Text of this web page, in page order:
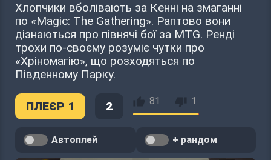
Хлопчики вболівають за Кенні на змаганні
по «Magic: The Gathering». Раптово вони
дізнаються про півнячі бої за MTG. Ренді
трохи по-своєму розуміє чутки про
«Хріномагію», що розходяться по
Південному Парку.
ПЛЕЄР 1 2 81 1
Автоплей + рандом